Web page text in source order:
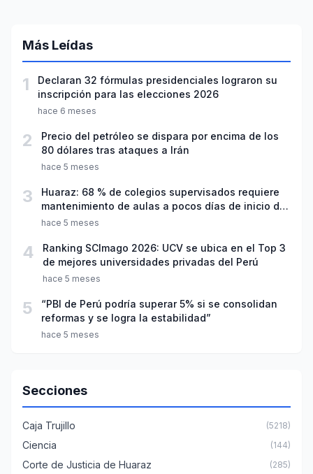
Más Leídas
1
Declaran 32 fórmulas presidenciales lograron su
inscripción para las elecciones 2026
hace 6 meses
2
Precio del petróleo se dispara por encima de los
80 dólares tras ataques a Irán
hace 5 meses
3
Huaraz: 68 % de colegios supervisados requiere
mantenimiento de aulas a pocos días de inicio del
año escolar 2026
hace 5 meses
4
Ranking SCImago 2026: UCV se ubica en el Top 3
de mejores universidades privadas del Perú
hace 5 meses
5
“PBI de Perú podría superar 5% si se consolidan
reformas y se logra la estabilidad”
hace 5 meses
Secciones
Caja Trujillo (5218)
Ciencia (144)
Corte de Justicia de Huaraz (285)